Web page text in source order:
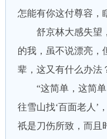
怎能有你这付尊容，
舒京林大感失望，
的我，虽不说漂亮
辈，这又有什么办法
“这简单，这简单
往雪山找‘百面老人’
祇是刀伤所致，而且